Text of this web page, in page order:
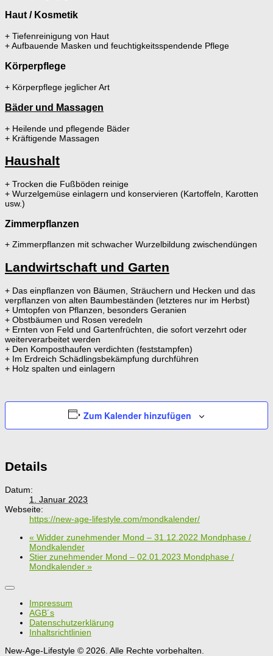
Haut / Kosmetik
+ Tiefenreinigung von Haut
+ Aufbauende Masken und feuchtigkeitsspendende Pflege
Körperpflege
+ Körperpflege jeglicher Art
Bäder und Massagen
+ Heilende und pflegende Bäder
+ Kräftigende Massagen
Haushalt
+ Trocken die Fußböden reinige
+ Wurzelgemüse einlagern und konservieren (Kartoffeln, Karotten
usw.)
Zimmerpflanzen
+ Zimmerpflanzen mit schwacher Wurzelbildung zwischendüngen
Landwirtschaft und Garten
+ Das einpflanzen von Bäumen, Sträuchern und Hecken und das
verpflanzen von alten Baumbeständen (letzteres nur im Herbst)
+ Umtopfen von Pflanzen, besonders Geranien
+ Obstbäumen und Rosen veredeln
+ Ernten von Feld und Gartenfrüchten, die sofort verzehrt oder
weiterverarbeitet werden
+ Den Komposthaufen verdichten (feststampfen)
+ Im Erdreich Schädlingsbekämpfung durchführen
+ Holz spalten und einlagern
Zum Kalender hinzufügen
Details
Datum:
1. Januar 2023
Webseite:
https://new-age-lifestyle.com/mondkalender/
« Widder zunehmender Mond – 31.12.2022 Mondphase /
Mondkalender
Stier zunehmender Mond – 02.01.2023 Mondphase /
Mondkalender »
Impressum
AGB´s
Datenschutzerklärung
Inhaltsrichtlinien
New-Age-Lifestyle © 2026. Alle Rechte vorbehalten.